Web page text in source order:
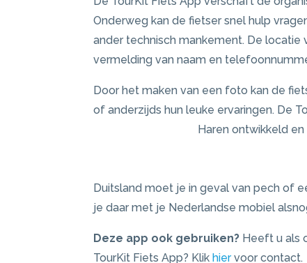
Onderweg kan de fietser snel hulp
ander technisch mankement. De
vermelding van naam en
Door het maken van een foto kan de
of anderzijds hun leuke ervaringen. De
Haren ontwikkeld
Duitsland moet je in geval van pech of
je daar met je Nederlandse mobiel
Deze app ook gebruiken? Heeft u als
TourKit Fiets App? Klikhiervoor contact.